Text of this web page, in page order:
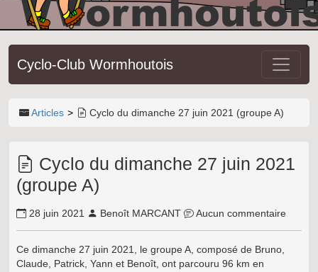
Cyclo-Club Wormhoutois
Articles Cyclo du dimanche 27 juin 2021 (groupe A)
Cyclo du dimanche 27 juin 2021
(groupe A)
28 juin 2021 Benoît MARCANT Aucun commentaire
Ce dimanche 27 juin 2021, le groupe A, composé de Bruno,
Claude, Patrick, Yann et Benoît, ont parcouru 96 km en